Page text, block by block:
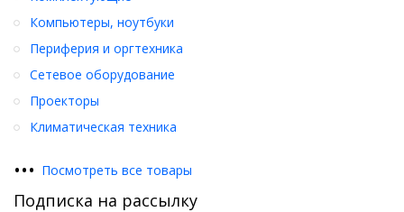
Компьютеры, ноутбуки
Периферия и оргтехника
Сетевое оборудование
Проекторы
Климатическая техника
••• Посмотреть все товары
Подписка на рассылку